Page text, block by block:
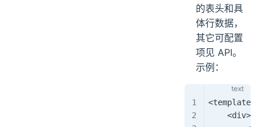
的表头和具
体行数据，
其它可配置
项见 API。
示例：
<template>
    <div>